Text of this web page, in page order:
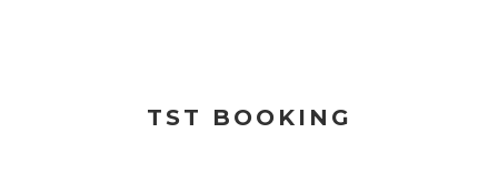
TST BOOKING